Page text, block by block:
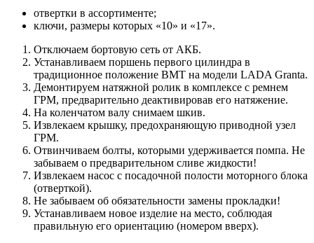
отвертки в ассортименте;
ключи, размеры которых «10» и «17».
Отключаем бортовую сеть от АКБ.
Устанавливаем поршень первого цилиндра в
традиционное положение ВМТ на модели LADA Granta.
Демонтируем натяжной ролик в комплексе с ремнем
ГРМ, предварительно деактивировав его натяжение.
На коленчатом валу снимаем шкив.
Извлекаем крышку, предохраняющую приводной узел
ГРМ.
Отвинчиваем болты, которыми удерживается помпа. Не
забываем о предварительном сливе жидкости!
Извлекаем насос с посадочной полости моторного блока
(отверткой).
Не забываем об обязательности замены прокладки!
Устанавливаем новое изделие на место, соблюдая
правильную его ориентацию (номером вверх).